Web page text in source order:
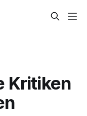
Kritiken